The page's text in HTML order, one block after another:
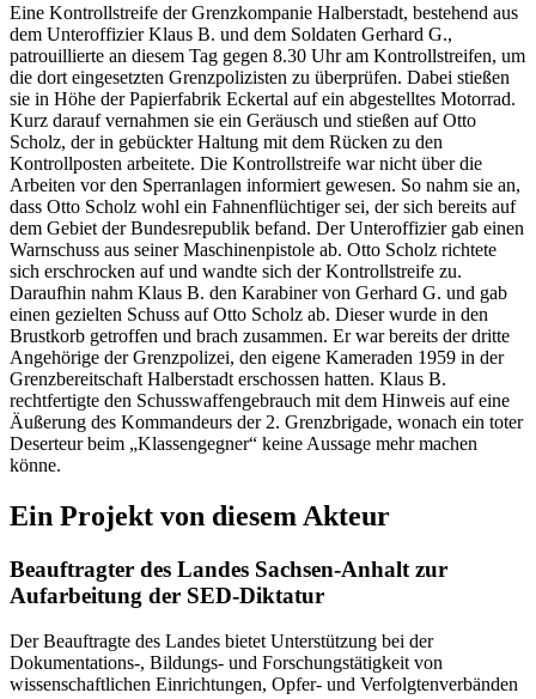
Eine Kontrollstreife der Grenzkompanie Halberstadt, bestehend aus
dem Unteroffizier Klaus B. und dem Soldaten Gerhard G.,
patrouillierte an diesem Tag gegen 8.30 Uhr am Kontrollstreifen, um
die dort eingesetzten Grenzpolizisten zu überprüfen. Dabei stießen
sie in Höhe der Papierfabrik Eckertal auf ein abgestelltes Motorrad.
Kurz darauf vernahmen sie ein Geräusch und stießen auf Otto
Scholz, der in gebückter Haltung mit dem Rücken zu den
Kontrollposten arbeitete. Die Kontrollstreife war nicht über die
Arbeiten vor den Sperranlagen informiert gewesen. So nahm sie an,
dass Otto Scholz wohl ein Fahnenflüchtiger sei, der sich bereits auf
dem Gebiet der Bundesrepublik befand. Der Unteroffizier gab einen
Warnschuss aus seiner Maschinenpistole ab. Otto Scholz richtete
sich erschrocken auf und wandte sich der Kontrollstreife zu.
Daraufhin nahm Klaus B. den Karabiner von Gerhard G. und gab
einen gezielten Schuss auf Otto Scholz ab. Dieser wurde in den
Brustkorb getroffen und brach zusammen. Er war bereits der dritte
Angehörige der Grenzpolizei, den eigene Kameraden 1959 in der
Grenzbereitschaft Halberstadt erschossen hatten. Klaus B.
rechtfertigte den Schusswaffengebrauch mit dem Hinweis auf eine
Äußerung des Kommandeurs der 2. Grenzbrigade, wonach ein toter
Deserteur beim „Klassengegner“ keine Aussage mehr machen
könne.
Ein Projekt von diesem Akteur
Beauftragter des Landes Sachsen-Anhalt zur
Aufarbeitung der SED-Diktatur
Der Beauftragte des Landes bietet Unterstützung bei der
Dokumentations-, Bildungs- und Forschungstätigkeit von
wissenschaftlichen Einrichtungen, Opfer- und Verfolgtenverbänden